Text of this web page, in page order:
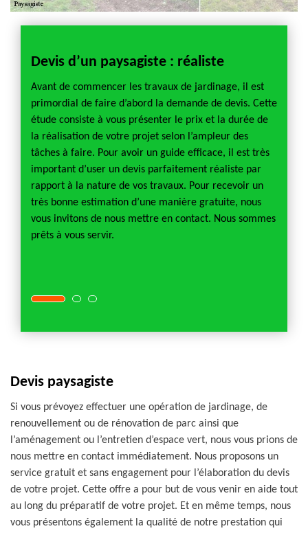
Devis d’un paysagiste : réaliste
Avant de commencer les travaux de jardinage, il est
primordial de faire d’abord la demande de devis. Cette
étude consiste à vous présenter le prix et la durée de
la réalisation de votre projet selon l’ampleur des
tâches à faire. Pour avoir un guide efficace, il est très
important d’user un devis parfaitement réaliste par
rapport à la nature de vos travaux. Pour recevoir un
très bonne estimation d’une manière gratuite, nous
vous invitons de nous mettre en contact. Nous sommes
prêts à vous servir.
Devis paysagiste
Si vous prévoyez effectuer une opération de jardinage, de
renouvellement ou de rénovation de parc ainsi que
l’aménagement ou l’entretien d’espace vert, nous vous prions de
nous mettre en contact immédiatement. Nous proposons un
service gratuit et sans engagement pour l’élaboration du devis
de votre projet. Cette offre a pour but de vous venir en aide tout
au long du préparatif de votre projet. Et en même temps, nous
vous présentons également la qualité de notre prestation qui